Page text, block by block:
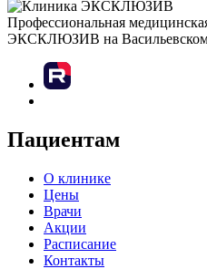
Профессиональная
ЭКСКЛЮЗИВ на Васильевском
Пациентам
О клинике
Цены
Врачи
Акции
Расписание
Контакты